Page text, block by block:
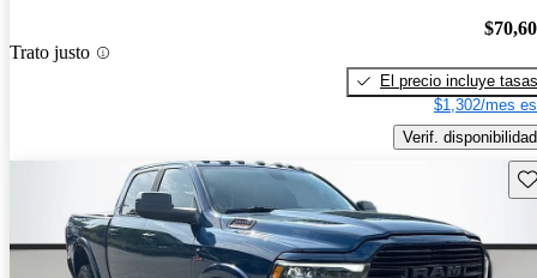
Trato justo
El precio incluye tasas
$1,302/mes
Verif. disponibilidad